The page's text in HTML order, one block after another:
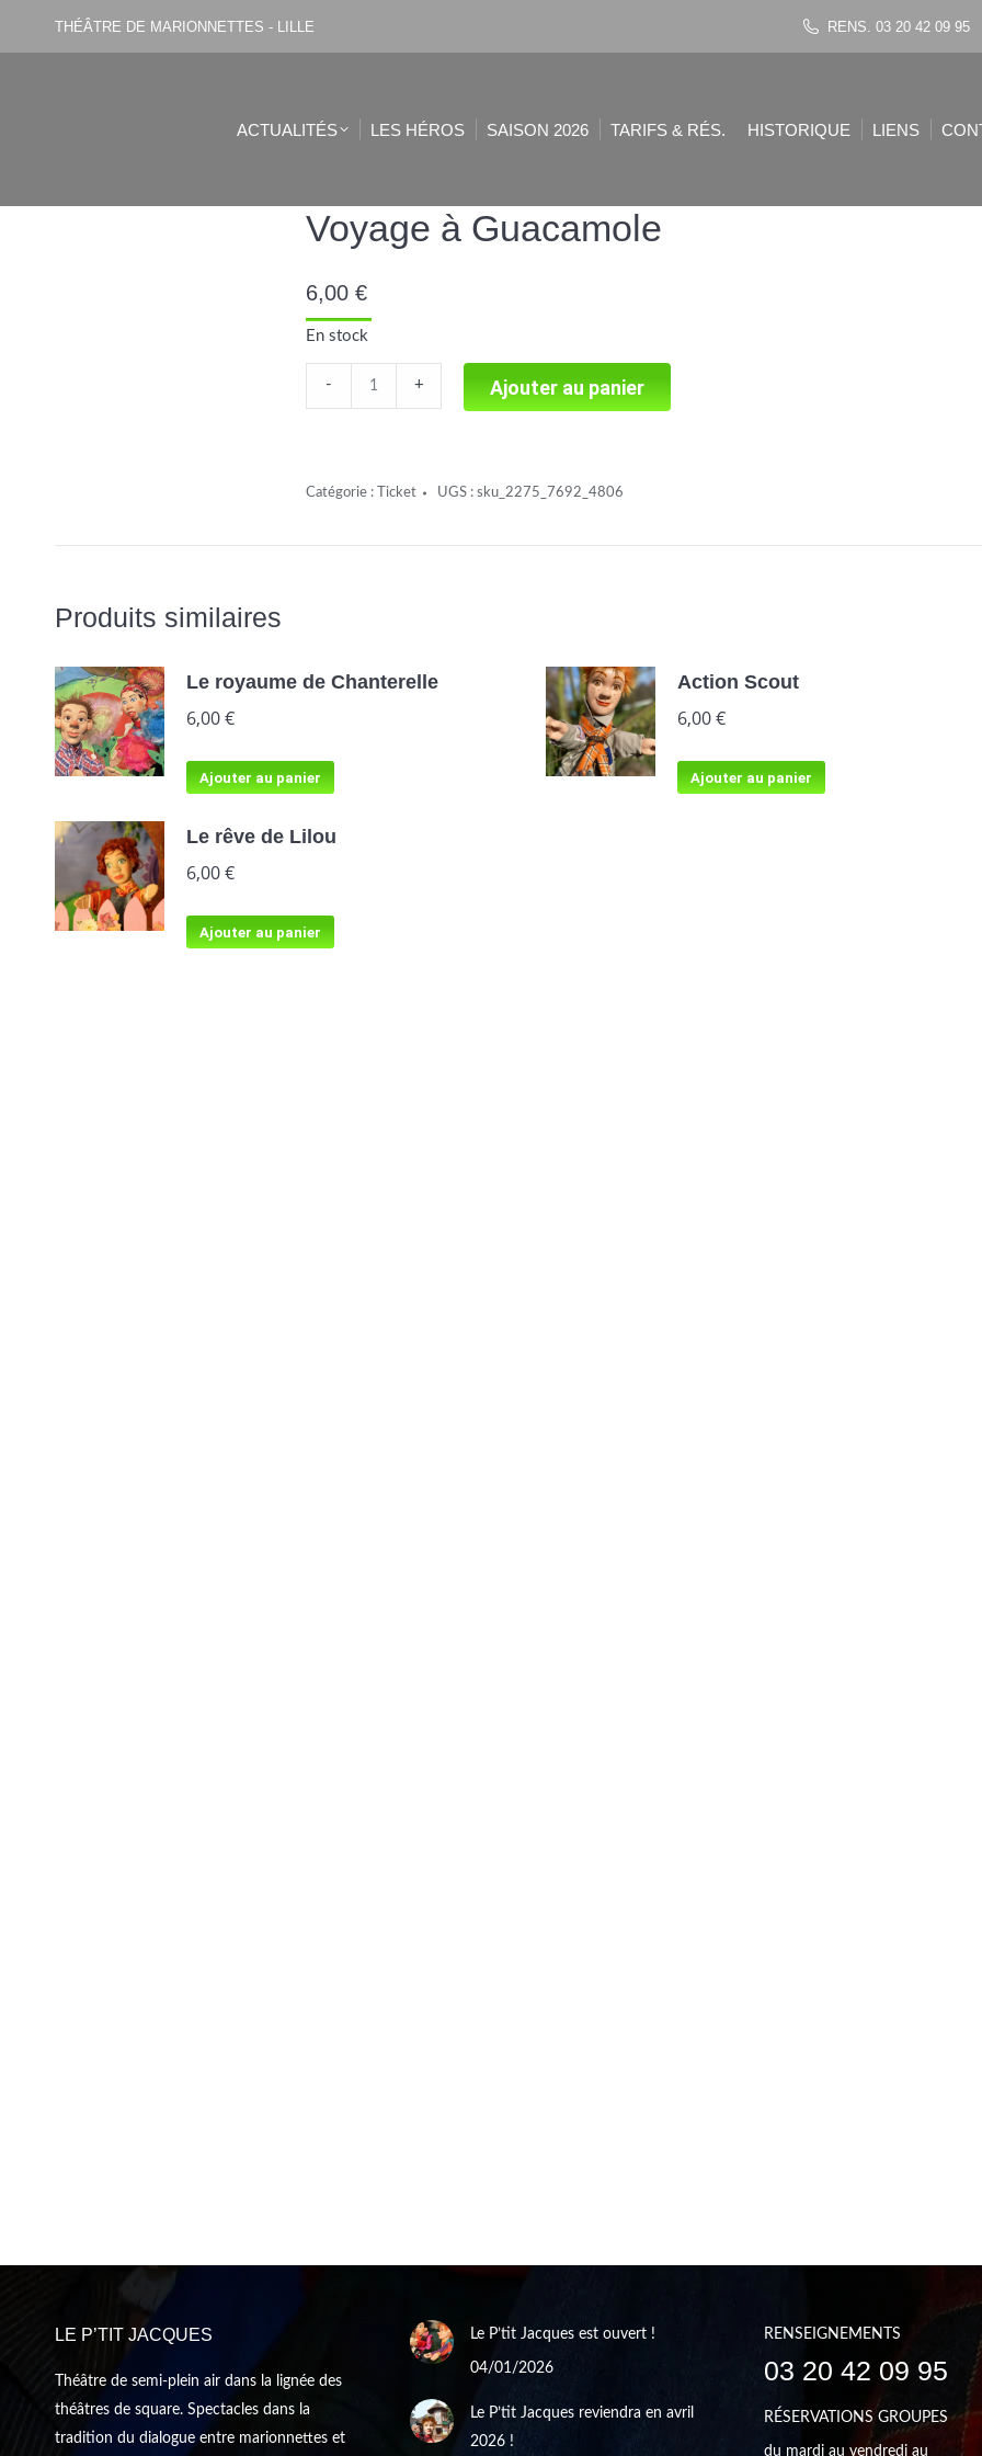
THÉÂTRE DE MARIONNETTES - LILLE RENS. 03 20 42 09 95
ACTUALITÉS LES HÉROS SAISON 2026 TARIFS & RÉS. HISTORIQUE LIENS
Voyage à Guacamole
6,00€
En stock
à
- + Ajouter au panier
Catégorie : Ticket UGS :sku_2275_7692_4806
Produits similaires
Le royaume de Chanterelle
6,00€
Ajouter au panier
Action Scout
6,00€
Ajouter au panier
Le rêve de Lilou
6,00€
Ajouter au panier
LE P’TIT JACQUES
Théâtre de semi-plein air dans la lignée des
théâtres de square. Spectacles dans la
tradition du dialogue entre marionnettes et
Le P’tit Jacques est ouvert !
04/01/2026
Le P’tit Jacques reviendra en avril
2026 !
RENSEIGNEMENTS
03 20 42 09 95
RÉSERVATIONS GROUPES
du mardi au vendredi au